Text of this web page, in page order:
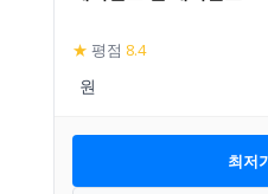
★ 평점 8.4
최저